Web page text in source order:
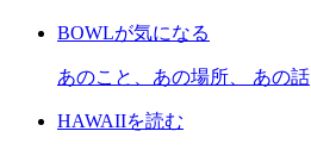
BOWLが気になる
あのこと、あの場所、 あの話
HAWAIIを読む